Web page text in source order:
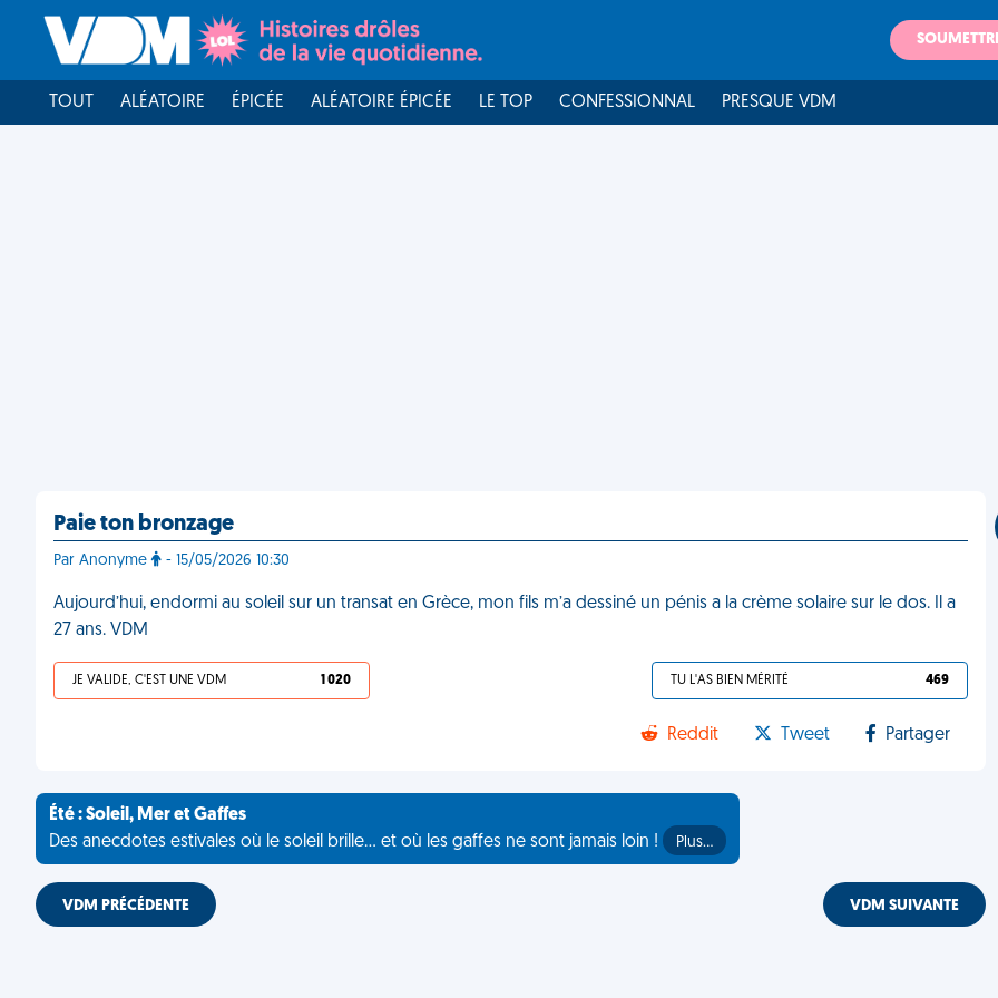
TOUT ALÉATOIRE ÉPICÉE ALÉATOIRE ÉPICÉE LE TOP CONFESSIONNAL PRESQUE VDM
Paie ton bronzage
Par Anonyme - 15/05/2026 10:30
Aujourd’hui, endormi au soleil sur un transat en Grèce, mon fils m’a dessiné un pénis a la crème solaire sur le dos. Il a
27 ans. VDM
JE VALIDE, C'EST UNE VDM 1 020 TU L'AS BIEN MÉRITÉ 469
Reddit Tweet Partager
Été : Soleil, Mer et Gaffes
Des anecdotes estivales où le soleil brille... et où les gaffes ne sont jamais loin !
Plus…
VDM PRÉCÉDENTE VDM SUIVANTE